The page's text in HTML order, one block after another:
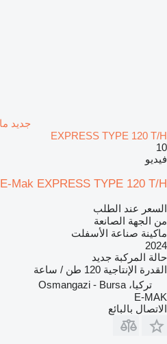
EXPRESS TYPE 120 T/H
10
فيديو
E-Mak EXPRESS TYPE 120 T/H
السعر عند الطلب
من الجهة الصانعة
ماكينة صناعة الأسفلت
2024
حالة المركبة جديد
القدرة الإنتاجية 120 طن / ساعة
تركيا، Osmangazi - Bursa
E-MAK
الاتصال بالبائع